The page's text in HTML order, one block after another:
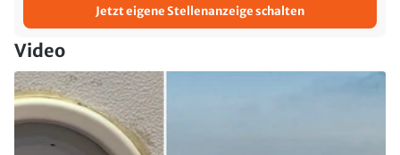
Jetzt eigene Stellenanzeige schalten
Video